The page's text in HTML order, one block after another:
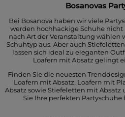
Bosanovas
Bei Bosanova haben wir viele
werden hochhackige Schuhe nicht
nach Art der Veranstaltung wählen
Schuhtyp aus. Aber auch
lassen sich ideal zu eleganten
Loafern mit Absatz gelingt
Finden Sie die neuesten
Loafern mit Absatz, Loafern mit
Absatz sowie Stiefeletten mit
Sie Ihre perfekten